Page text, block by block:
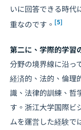
いに回答できる時代
重なのです。 [5]
第二に、学際的学習
分野の境界線に沿っ
経済的、法的、倫理
識、法律的訓練、哲
す。浙江大学国際ビ
ムを運営した経験で